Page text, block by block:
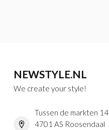
NEWSTYLE.NL
We create your style!
Tussen de markten 14
4701 AS Roosendaal